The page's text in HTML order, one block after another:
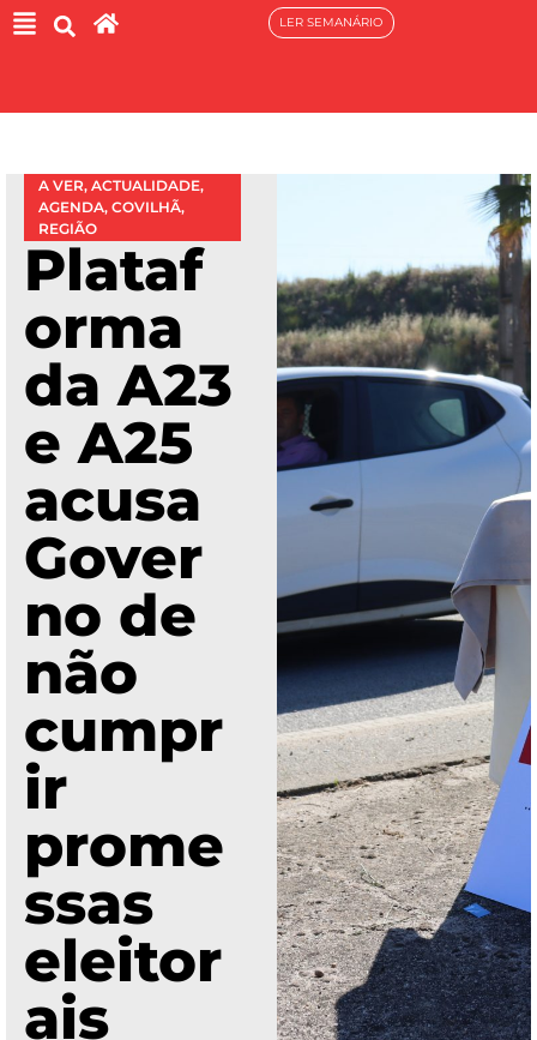
LER SEMANÁRIO
A VER, ACTUALIDADE,
AGENDA, COVILHÃ,
REGIÃO
Plataf
orma
da A23
e A25
acusa
Gover
no de
não
cumpr
ir
prome
ssas
eleitor
ais